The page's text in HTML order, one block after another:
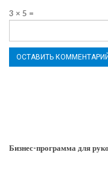
3 × 5 =
Бизнес-программа для